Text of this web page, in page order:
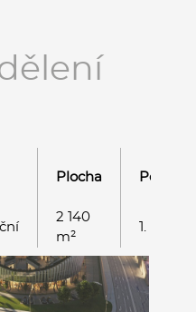
Plocha Podlaží
2 140
m²
1. NP